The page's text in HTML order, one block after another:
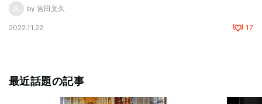
by 宮田文久
2022.11.22 17
最近話題の記事